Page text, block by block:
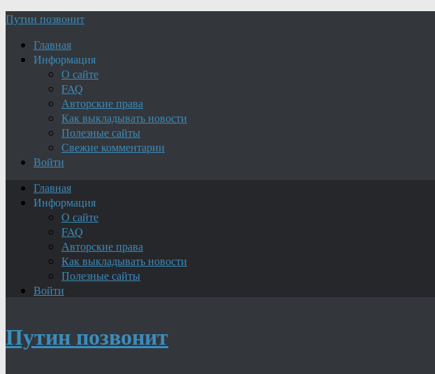
Путин позвонит
Главная
Информация
О сайте
FAQ
Авторские права
Как выкладывать новости
Полезные сайты
Свежие комментарии
Войти
Главная
Информация
О сайте
FAQ
Авторские права
Как выкладывать новости
Полезные сайты
Войти
Путин позвонит